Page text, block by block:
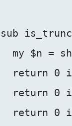
sub
my $n =
return 0
return 0
return 0